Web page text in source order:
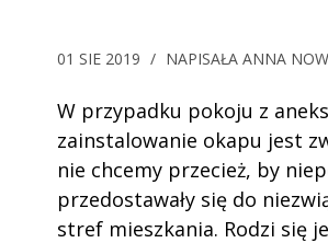
01 SIE 2019 / NAPISAŁA ANNA
W przypadku pokoju z
zainstalowanie okapu jest
nie chcemy przecież, by
przedostawały się do
stref mieszkania. Rodzi się